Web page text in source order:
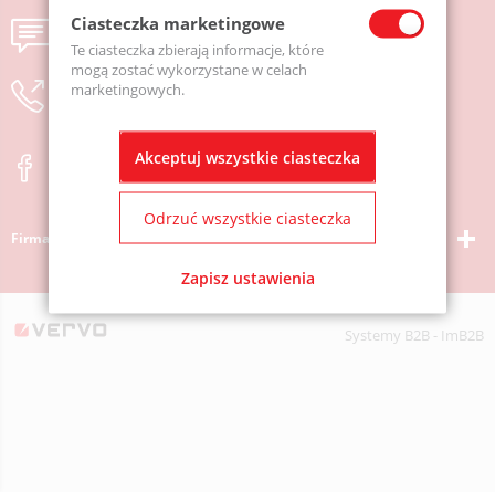
Wyślij wiadomość
zostaw numer, oddzwonimy
Firma
Systemy B2B - ImB2B
Ciasteczka marketingowe
Te ciasteczka zbierają informacje, które
mogą zostać wykorzystane w celach
marketingowych.
Akceptuj wszystkie ciasteczka
Odrzuć wszystkie ciasteczka
Zapisz ustawienia